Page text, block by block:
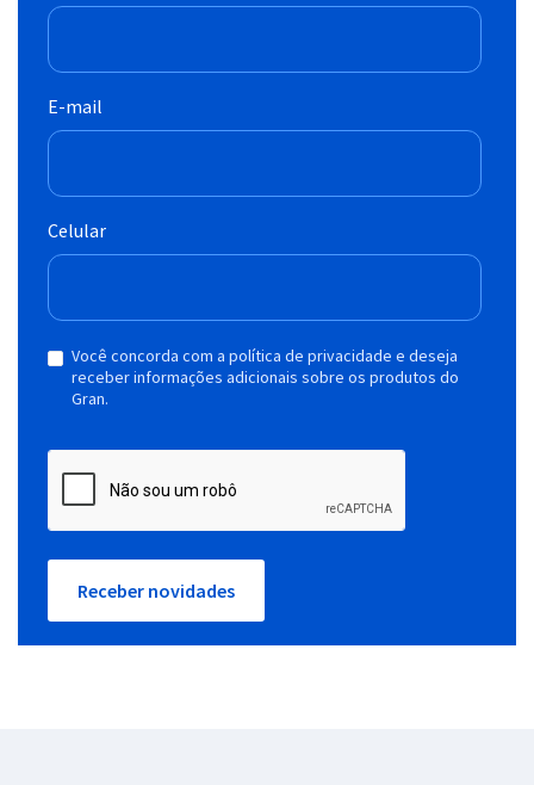
E-mail
Celular
Você concorda com a política de privacidade e deseja
receber informações adicionais sobre os produtos do
Gran.
Receber novidades